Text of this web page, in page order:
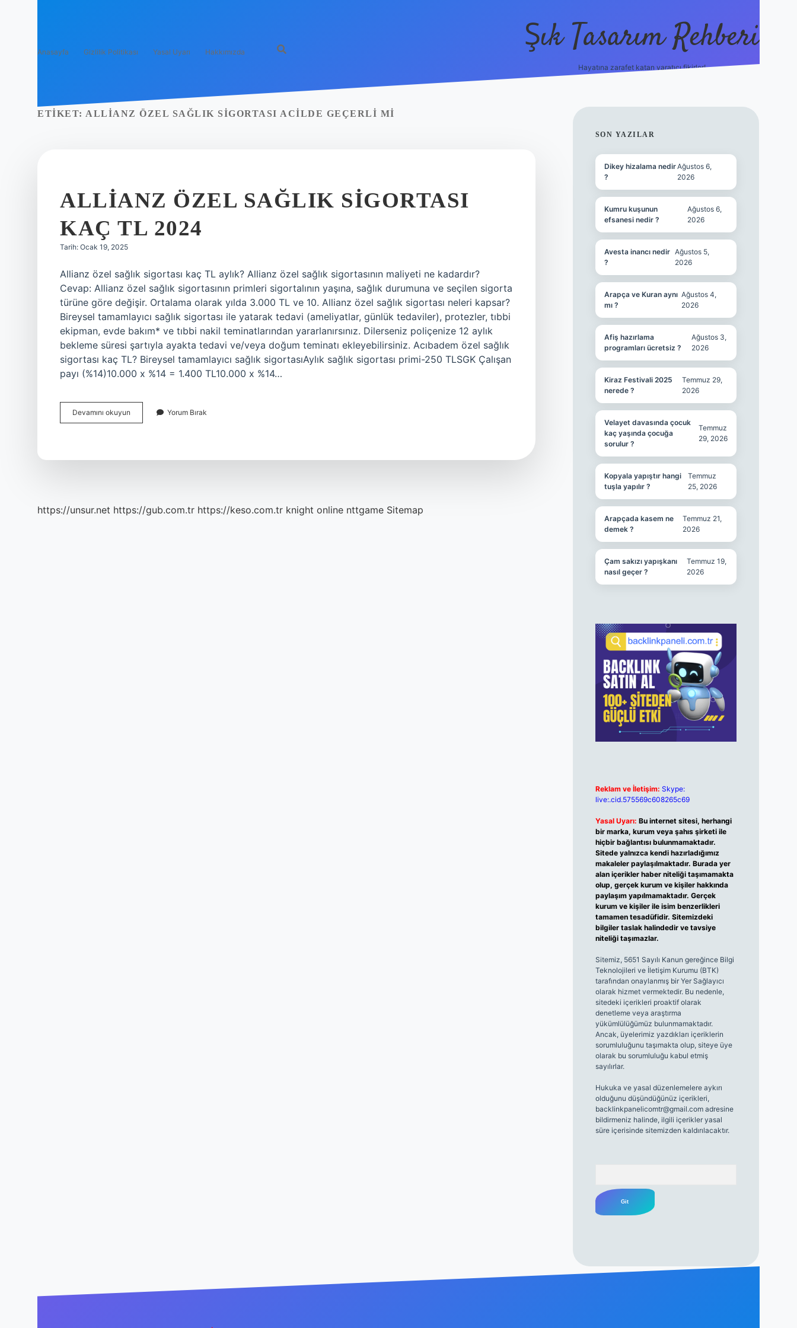
Anasayfa Gizlilik Politikası Yasal Uyarı Hakkımızda Şık Tasarım Rehberi
Hayatına zarafet katan yaratıcı fikirler!
ETIKET: ALLIANZ ÖZEL SAĞLIK SIGORTASI ACILDE GEÇERLI MI
ALLIANZ ÖZEL SAĞLIK SIGORTASI
KAÇ TL 2024
Tarih: Ocak 19, 2025
Allianz özel sağlık sigortası kaç TL aylık? Allianz özel sağlık sigortasının maliyeti ne kadardır?
Cevap: Allianz özel sağlık sigortasının primleri sigortalının yaşına, sağlık durumuna ve seçilen sigorta
türüne göre değişir. Ortalama olarak yılda 3.000 TL ve 10. Allianz özel sağlık sigortası neleri kapsar?
Bireysel tamamlayıcı sağlık sigortası ile yatarak tedavi (ameliyatlar, günlük tedaviler), protezler, tıbbi
ekipman, evde bakım* ve tıbbi nakil teminatlarından yararlanırsınız. Dilerseniz poliçenize 12 aylık
bekleme süresi şartıyla ayakta tedavi ve/veya doğum teminatı ekleyebilirsiniz. Acıbadem özel sağlık
sigortası kaç TL? Bireysel tamamlayıcı sağlık sigortasıAylık sağlık sigortası primi-250 TLSGK Çalışan
payı (%14)10.000 x %14 = 1.400 TL10.000 x %14…
Devamını okuyun
Özel
Yorum Bırak
https://unsur.net https://gub.com.tr https://keso.com.tr knight online nttgame Sitemap
SIDEBAR
SON YAZILAR
Dikey hizalama nedir
?
Ağustos 6,
2026
Kumru kuşunun
efsanesi nedir ?
Ağustos 6,
2026
Avesta inancı nedir
?
Ağustos 5,
2026
Arapça ve Kuran aynı
mı ?
Ağustos 4,
2026
Afiş hazırlama
programları ücretsiz ?
Ağustos 3,
2026
Kiraz Festivali 2025
nerede ?
Temmuz 29,
2026
Velayet davasında çocuk
kaç yaşında çocuğa
sorulur ?
Temmuz
29, 2026
Kopyala yapıştır hangi
tuşla yapılır ?
Temmuz
25, 2026
Arapçada kasem ne
demek ?
Temmuz 21,
2026
Çam sakızı yapışkanı
nasıl geçer ?
Temmuz 19,
2026
Reklam ve İletişim: Skype:
live:.cid.575569c608265c69
Yasal Uyarı: Bu internet sitesi, herhangi
bir marka, kurum veya şahıs şirketi ile
hiçbir bağlantısı bulunmamaktadır.
Sitede yalnızca kendi hazırladığımız
makaleler paylaşılmaktadır. Burada yer
alan içerikler haber niteliği taşımamakta
olup, gerçek kurum ve kişiler hakkında
paylaşım yapılmamaktadır. Gerçek
kurum ve kişiler ile isim benzerlikleri
tamamen tesadüfidir. Sitemizdeki
bilgiler taslak halindedir ve tavsiye
niteliği taşımazlar.
Sitemiz, 5651 Sayılı Kanun gereğince Bilgi
Teknolojileri ve İletişim Kurumu (BTK)
tarafından onaylanmış bir Yer Sağlayıcı
olarak hizmet vermektedir. Bu nedenle,
sitedeki içerikleri proaktif olarak
denetleme veya araştırma
yükümlülüğümüz bulunmamaktadır.
Ancak, üyelerimiz yazdıkları içeriklerin
sorumluluğunu taşımakta olup, siteye üye
olarak bu sorumluluğu kabul etmiş
sayılırlar.
Hukuka ve yasal düzenlemelere aykırı
olduğunu düşündüğünüz içerikleri,
backlinkpanelicomtr@gmail.comadresine
bildirmeniz halinde, ilgili içerikler yasal
süre içerisinde sitemizden kaldırılacaktır.
vdcasino giriş